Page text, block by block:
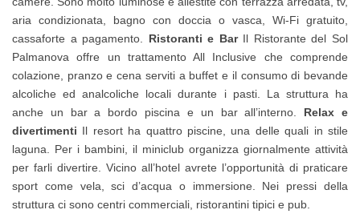
aria condizionata, bagno con doccia o vasca, Wi-Fi gratuito,
cassaforte a pagamento. Ristoranti e Bar Il Ristorante del Sol
Palmanova offre un trattamento All Inclusive che comprende
colazione, pranzo e cena serviti a buffet e il consumo di bevande
alcoliche ed analcoliche locali durante i pasti. La struttura ha
anche un bar a bordo piscina e un bar all’interno. Relax e
divertimenti Il resort ha quattro piscine, una delle quali in stile
laguna. Per i bambini, il miniclub organizza giornalmente attività
per farli divertire. Vicino all’hotel avrete l’opportunità di praticare
sport come vela, sci d’acqua o immersione. Nei pressi della
struttura ci sono centri commerciali, ristorantini tipici e pub.